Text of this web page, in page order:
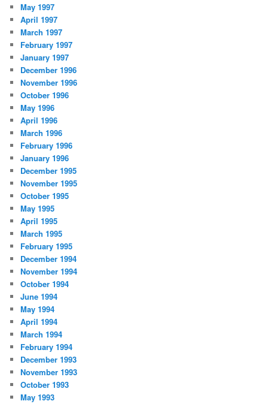
May 1997
April 1997
March 1997
February 1997
January 1997
December 1996
November 1996
October 1996
May 1996
April 1996
March 1996
February 1996
January 1996
December 1995
November 1995
October 1995
May 1995
April 1995
March 1995
February 1995
December 1994
November 1994
October 1994
June 1994
May 1994
April 1994
March 1994
February 1994
December 1993
November 1993
October 1993
May 1993